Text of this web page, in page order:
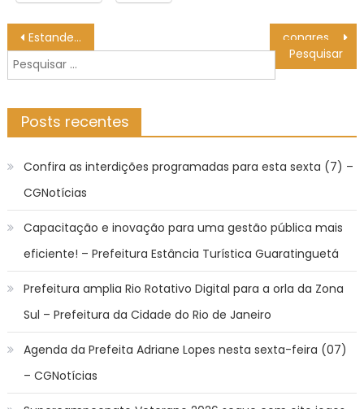
Navegação
de
Post
Estande PrefCG recebe painel Mulheres Inovadoras na Expogrande 2026 – CGNotícias
Pesquisar
por:
Posts recentes
Confira as interdições programadas para esta sexta (7) –
CGNotícias
Capacitação e inovação para uma gestão pública mais
eficiente! – Prefeitura Estância Turística Guaratinguetá
Prefeitura amplia Rio Rotativo Digital para a orla da Zona
Sul – Prefeitura da Cidade do Rio de Janeiro
Agenda da Prefeita Adriane Lopes nesta sexta-feira (07)
– CGNotícias